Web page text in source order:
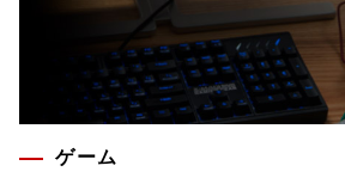
ゲーム